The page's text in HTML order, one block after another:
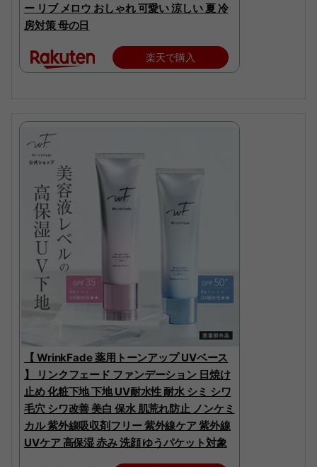
ー リブ メロウ おしゃれ 可愛い 涼しい 夏 冷
房対策 母の日
楽天で購入
【 WrinkFade 薬用トーンアップ UVベース
】 リンクフェード ファンデーション 日焼け
止め 化粧下地 下地 UV耐水性 耐水 シミ シワ
毛穴 シワ改善 美白 保水 肌荒れ防止 ノンケミ
カル 紫外線吸収剤フリー 紫外線ケア 紫外線
UVケア 高保湿 赤み 洗顔 ゆうパケット対象